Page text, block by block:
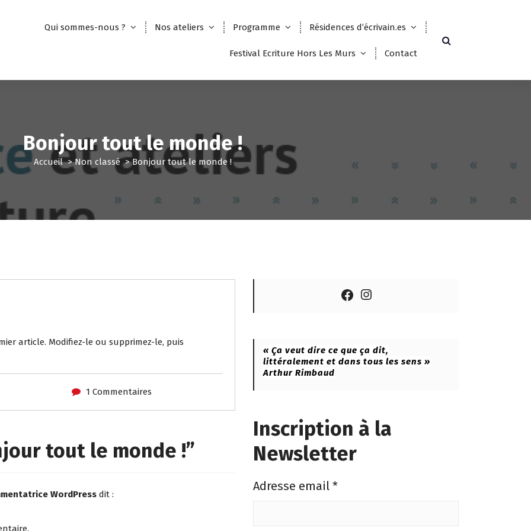
Qui sommes-nous ? Nos ateliers Programme Résidences d’écrivain.es
Festival Ecriture Hors Les Murs Contact
Bonjour tout le monde !
Accueil>Non classé>Bonjour tout le monde !
article. Modifiez-le ou supprimez-le, puis
1 Commentaires
tout le monde !”
WordPress dit :
Facebook
« Ça veut dire ce que ça dit,
littéralement et dans tous les sens »
Arthur Rimbaud
Inscription à la
Newsletter
Adresse email*